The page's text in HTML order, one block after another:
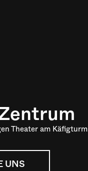
Theater am Käfigturm
UNS